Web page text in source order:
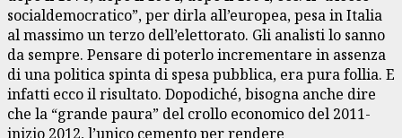
socialdemocratico”, per dirla all’europea, pesa in Italia
al massimo un terzo dell’elettorato. Gli analisti lo sanno
da sempre. Pensare di poterlo incrementare in assenza
di una politica spinta di spesa pubblica, era pura follia. E
infatti ecco il risultato. Dopodiché, bisogna anche dire
che la “grande paura” del crollo economico del 2011-
inizio 2012, l’unico cemento per rendere